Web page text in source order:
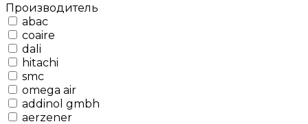
Производитель
abac
coaire
dali
hitachi
smc
omega air
addinol gmbh
aerzener